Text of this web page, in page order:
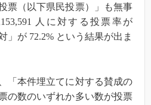
票（以下県民投票）」も無事
人に対する投票率が
」が 72.2% という結果が出ま
「本件埋立てに対する賛成の
の数のいずれか多い数が投票